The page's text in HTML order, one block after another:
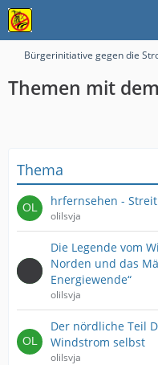
Bürgerinitiative gegen die
Themen mit
Thema
hrfernsehen -
olilsvja
Die Legende vom
Norden und das
Energiewende“
olilsvja
Der nördliche Teil
Windstrom selbst
olilsvja